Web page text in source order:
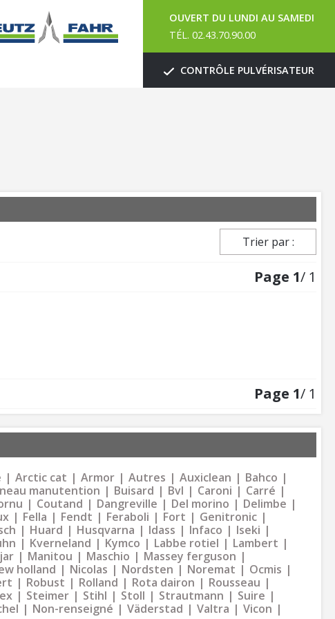
OUVERT DU LUNDI AU SAMEDI
TÉL. 02.43.70.90.00
CONTRÔLE PULVÉRISATEUR
Trier par :
Page 1/ 1
Page 1/ 1
Arctic cat Armor Autres Auxiclean
Bahco
manutention Buisard Bvl Caroni
Carré
Coutand Dangreville Del morino
Delimbe
Fella Fendt Feraboli Fort
Genitronic
Huard Husqvarna Idass Infaco
Iseki
Kverneland Kymco Labbe rotiel
Lambert
Manitou Maschio
Massey ferguson
holland Nicolas Nordsten Noremat
Ocmis
Robust Rolland Rota dairon
Rousseau
Steimer Stihl Stoll Strautmann
Suire
Non-renseigné Väderstad Valtra
Vicon